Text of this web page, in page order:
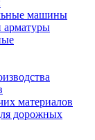
машины
арматуры
материалов
дорожных